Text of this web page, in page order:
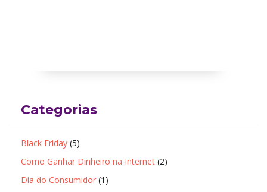
Categorias
Black Friday (5)
Como Ganhar Dinheiro na Internet (2)
Dia do Consumidor (1)